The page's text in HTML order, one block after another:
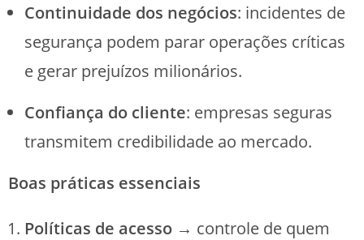
Continuidade dos negócios: incidentes de
segurança podem parar operações críticas
e gerar prejuízos milionários.
Confiança do cliente: empresas seguras
transmitem credibilidade ao mercado.
Boas práticas essenciais
Políticas de acesso → controle de quem